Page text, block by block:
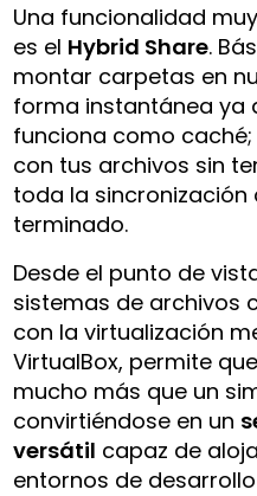
Una funcionalidad
es el Hybrid Share.
montar carpetas en
forma instantánea ya
funciona como
con tus archivos sin
toda la sincronización
terminado.
Desde el punto de
sistemas de archivos
con la virtualización
VirtualBox, permite
mucho más que un
convirtiéndose en un
versátil capaz de
entornos de